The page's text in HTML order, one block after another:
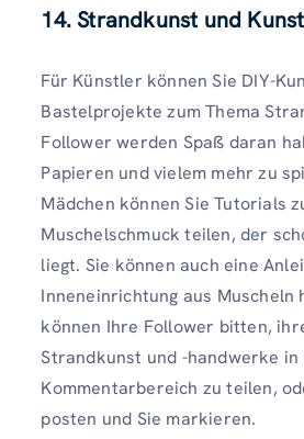
14. Strandkunst und
Für Künstler können Sie DIY-
Bastelprojekte zum Thema
Follower werden Spaß daran
Papieren und vielem mehr zu
Mädchen können Sie Tutorials
Muschelschmuck teilen, der
liegt. Sie können auch eine
Inneneinrichtung aus Muscheln
können Ihre Follower bitten,
Strandkunst und -handwerke in
Kommentarbereich zu teilen,
posten und Sie markieren.